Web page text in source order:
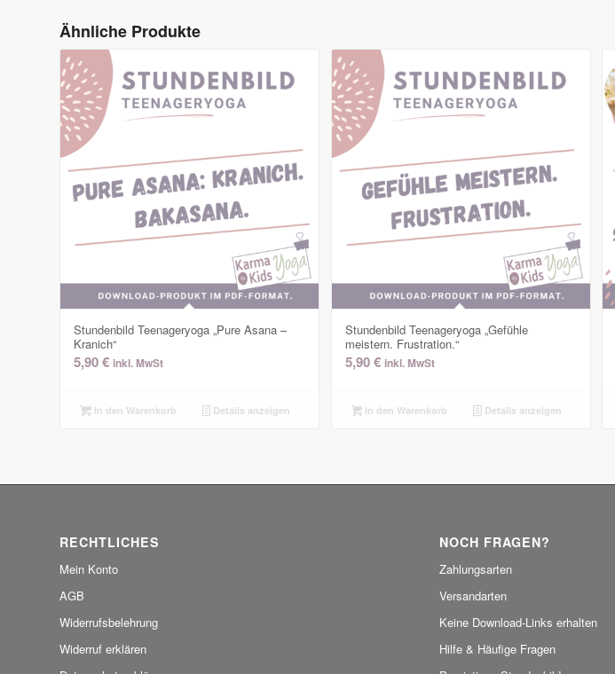
Ähnliche Produkte
Stundenbild Teenageryoga „Pure Asana –
Kranich“
5,90€ inkl. MwSt
In den Warenkorb Details anzeigen
Stundenbild Teenageryoga „Gefühle
meistern. Frustration.“
5,90€ inkl. MwSt
In den Warenkorb Details anzeigen
RECHTLICHES
Mein Konto
AGB
Widerrufsbelehrung
Widerruf erklären
NOCH FRAGEN?
Zahlungsarten
Versandarten
Keine Download-Links erhalten
Hilfe & Häufige Fragen